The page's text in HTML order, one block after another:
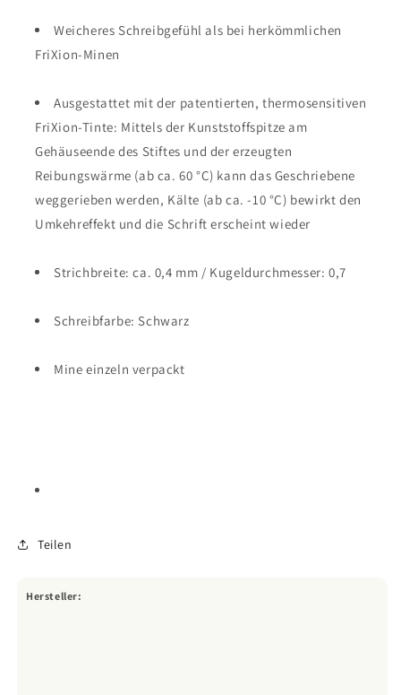
Weicheres Schreibgefühl als bei herkömmlichen
FriXion-Minen
Ausgestattet mit der patentierten, thermosensitiven
FriXion-Tinte: Mittels der Kunststoffspitze am
Gehäuseende des Stiftes und der erzeugten
Reibungswärme (ab ca. 60 °C) kann das Geschriebene
weggerieben werden, Kälte (ab ca. -10 °C) bewirkt den
Umkehreffekt und die Schrift erscheint wieder
Strichbreite: ca. 0,4 mm / Kugeldurchmesser: 0,7
Schreibfarbe: Schwarz
Mine einzeln verpackt
Teilen
Hersteller: